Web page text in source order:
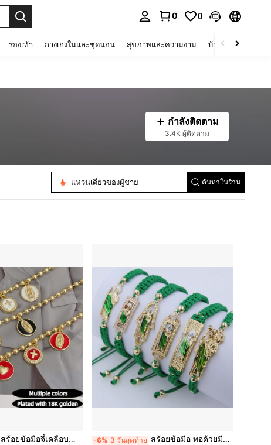
0 0
รองเท้า กางเกงในและชุดนอน สุขภาพและความงาม บ้านและที่อยู่อาศัย
กำลังติดตาม
3.4K ผู้ติดตาม
สร้อยคอจี้
แหวนเดี่ยวของผู้ชาย
ค้นหาในร้าน
สร้อยข้อมือจี้เคลือบน้ำมันรูปพระแม่มารี/ไม้กางเขน/หัวใจ, เครื่องประดับแฟชั่นลำลองสำหรับผู้หญิง, เหมาะสำหรับใส่ในชีวิตประจำวัน/ของขวัญ -6% 3 วันสุดท้าย สร้อยข้อมือ ทอด้วยมือ ของนักบุญ จูดัส ระหว่างหยดน้ำมัน บุคคล ซีรี่ส์เขียว, เคลือบทองคำ 18K ฝังเพชร พอเหมาะสำหรับ ผู้ชายและผู้หญิง, ของขวัญเครื่องประดับมีค่าสำหรับครอบครัวและเพื่อน, แฟชั่นเรียงซ้อนที่เป็นเอกลักษณ์